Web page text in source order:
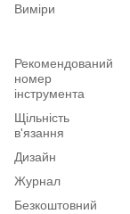
Виміри
Рекомендований
номер
інструмента
Щільність
в'язання
Дизайн
Журнал
Безкоштовний